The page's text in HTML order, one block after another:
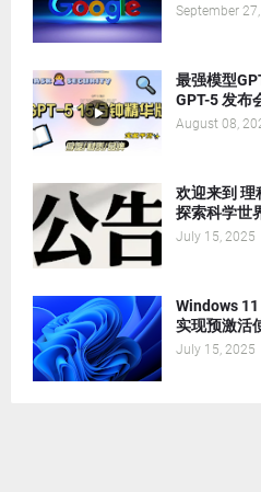
September
最强模型
GPT-5 发布
August 08,
欢迎来到
探索科学世
July 15, 2025
Windows 11
实现预激活
July 15, 2025